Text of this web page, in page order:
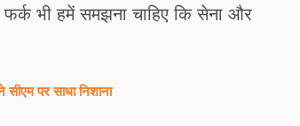
भी हमें समझना चाहिए कि सेना और
पर साधा​ निशाना